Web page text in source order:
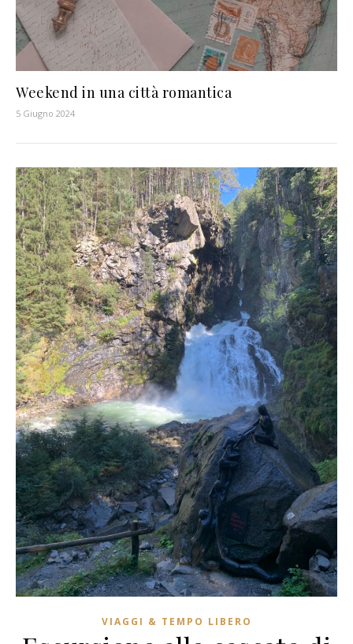
Weekend in una città romantica
5 Giugno 2024
VIAGGI & TEMPO LIBERO